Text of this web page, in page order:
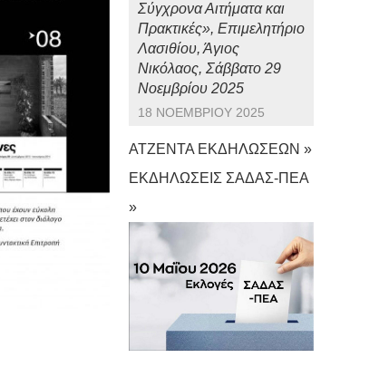
Σύγχρονα Αιτήματα και
Πρακτικές», Επιμελητήριο
Λασιθίου, Άγιος
Νικόλαος, Σάββατο 29
Νοεμβρίου 2025
18 ΝΟΕΜΒΡΊΟΥ 2025
ΑΤΖΕΝΤΑ ΕΚΔΗΛΩΣΕΩΝ »
ΕΚΔΗΛΩΣΕΙΣ ΣΑΔΑΣ-ΠΕΑ
»